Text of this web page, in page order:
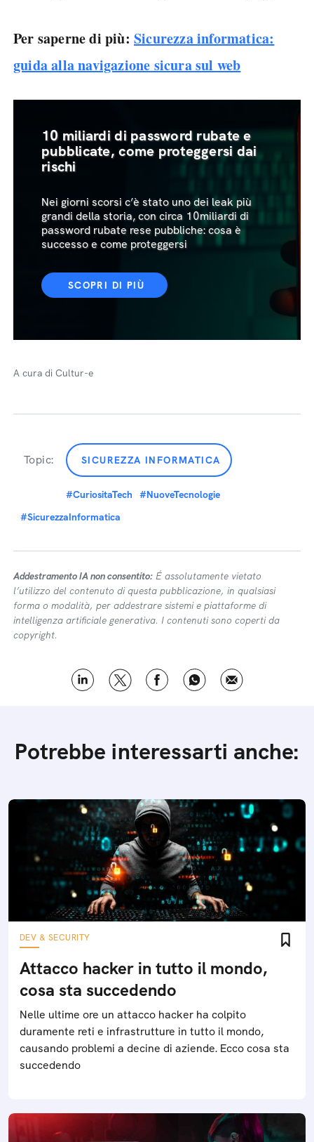
Per saperne di più: Sicurezza informatica:
guida alla navigazione sicura sul web
10 miliardi di password rubate e
pubblicate, come proteggersi dai
rischi
Nei giorni scorsi c’è stato uno dei leak più
grandi della storia, con circa 10miliardi di
password rubate rese pubbliche: cosa è
successo e come proteggersi
SCOPRI DI PIÙ
A cura di Cultur-e
Topic: SICUREZZA INFORMATICA
#CuriositaTech
#NuoveTecnologie
#SicurezzaInformatica
Addestramento IA non consentito: É assolutamente vietato
l’utilizzo del contenuto di questa pubblicazione, in qualsiasi
forma o modalità, per addestrare sistemi e piattaforme di
intelligenza artificiale generativa. I contenuti sono coperti da
copyright.
Potrebbe interessarti anche:
DEV & SECURITY
Attacco hacker in tutto il mondo,
cosa sta succedendo
Nelle ultime ore un attacco hacker ha colpito
duramente reti e infrastrutture in tutto il mondo,
causando problemi a decine di aziende. Ecco cosa sta
succedendo